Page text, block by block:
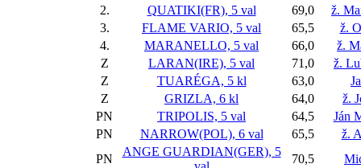
2.
QUATIKI(FR), 5 val 69,0
ž.
3.
FLAME VARIO, 5 val 65,5
ž.
4.
MARANELLO, 5 val 66,0
ž.
Z
LARAN(IRE), 5 val 71,0
ž.
Z
TUARÉGA, 5 kl 63,0
Z
GRIZLA, 6 kl 64,0
ž.
PN
TRIPOLIS, 5 val 64,5
Ján
PN
NARROW(POL), 6 val 65,5
ž.
PN
ANGE GUARDIAN(GER), 5
70,5